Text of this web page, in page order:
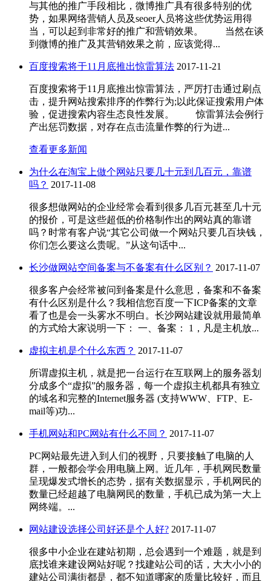
与其他的推广手段相比，微博推广具有很多特别的优
势，如果网络营销人员及seoer人员将这些优势运用得
当，可以起到非常好的推广和营销效果。 当然在谈
到微博的推广及其营销效果之前，应该觉得...
百度搜索将于11月底推出惊雷算法 2017-11-21
百度搜索将于11月底推出惊雷算法，严厉打击通过刷点
击，提升网站搜索排序的作弊行为;以此保证搜索用户体
验，促进搜索内容生态良性发展。 惊雷算法会例行
产出惩罚数据，对存在点击流量作弊的行为进...
查看更多新闻
为什么在淘宝上做个网站只要几十元到几百元，靠谱
吗？ 2017-11-08
很多想做网站的企业经常会看到很多几百元甚至几十元
的报价，可是这些超低的价格制作出的网站真的靠谱
吗？时常有客户说“其它公司做一个网站只要几百块钱，
你们怎么要这么贵呢。”从这句话中...
长沙做网站空间备案与不备案有什么区别？ 2017-11-07
很多客户会经常被问到备案是什么意思，备案和不备案
有什么区别是什么？我相信您百度一下ICP备案的文章
看了也是会一头雾水不明白。长沙网站建设就用最简单
的方式给大家说明一下： 一、备案： 1，凡是主机放...
虚拟主机是个什么东西？ 2017-11-07
所谓虚拟主机，就是把一台运行在互联网上的服务器划
分成多个“虚拟”的服务器，每一个虚拟主机都具有独立
的域名和完整的Internet服务器 (支持WWW、FTP、E-
mail等)功...
手机网站和PC网站有什么不同？ 2017-11-07
PC网站最先进入到人们的视野，只要接触了电脑的人
群，一般都会学会用电脑上网。近几年，手机网民数量
呈现爆发式增长的态势，据有关数据显示，手机网民的
数量已经超越了电脑网民的数量，手机已成为第一大上
网终端。...
网站建设选择公司好还是个人好? 2017-11-07
很多中小企业在建站初期，总会遇到一个难题，就是到
底找谁来建设网站好呢？找建站公司的话，大大小小的
建站公司满街都是，都不知道哪家的质量比较好，而且